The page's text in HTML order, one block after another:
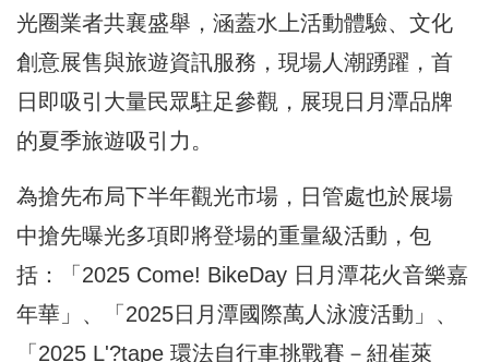
光圈業者共襄盛舉，涵蓋水上活動體驗、文化
創意展售與旅遊資訊服務，現場人潮踴躍，首
日即吸引大量民眾駐足參觀，展現日月潭品牌
的夏季旅遊吸引力。
為搶先布局下半年觀光市場，日管處也於展場
中搶先曝光多項即將登場的重量級活動，包
括：「2025 Come! BikeDay 日月潭花火音樂嘉
年華」、「2025日月潭國際萬人泳渡活動」、
「2025 L'?tape 環法自行車挑戰賽－紐崔萊